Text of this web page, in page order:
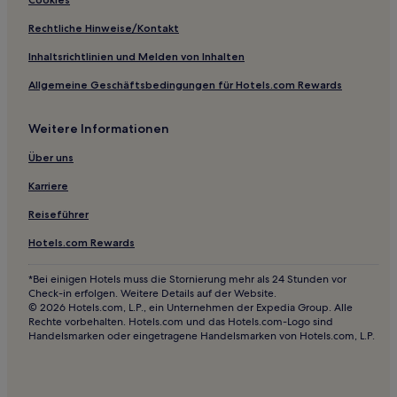
Haustierfreundliche in Villefranche-sur-Saône
Familien in Bron
Haustierfreundliche in Villard-de-Lans
Haustierfreundliche in Vals-les-Bains
Luxus in 5. Arrondissement
Hotels mit Parkplatz in Bourg-lès-Valence
Rechtliche Hinweise/Kontakt
Inhaltsrichtlinien und Melden von Inhalten
Allgemeine Geschäftsbedingungen für Hotels.com Rewards
Weitere Informationen
Über uns
Karriere
Reiseführer
Hotels.com Rewards
*Bei einigen Hotels muss die Stornierung mehr als 24 Stunden vor
Check-in erfolgen. Weitere Details auf der Website.
© 2026 Hotels.com, L.P., ein Unternehmen der Expedia Group. Alle
Rechte vorbehalten. Hotels.com und das Hotels.com-Logo sind
Handelsmarken oder eingetragene Handelsmarken von Hotels.com, L.P.